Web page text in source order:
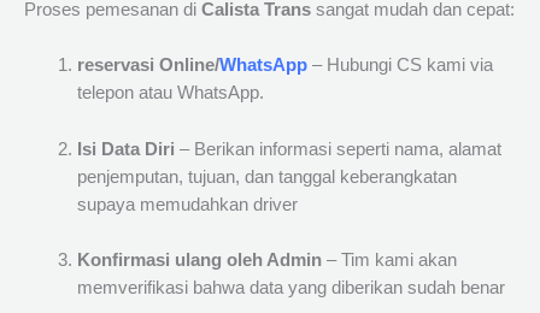
Proses pemesanan di Calista Trans sangat mudah dan cepat:
reservasi Online/WhatsApp– Hubungi CS kami via
telepon atau WhatsApp.
Isi Data Diri – Berikan informasi seperti nama, alamat
penjemputan, tujuan, dan tanggal keberangkatan
supaya memudahkan driver
Konfirmasi ulang oleh Admin– Tim kami akan
memverifikasi bahwa data yang diberikan sudah benar